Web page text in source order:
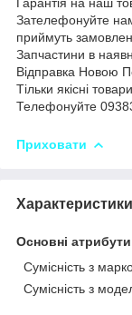
Зателефонуйте
приймуть
Запчастини в
Відправка Новою
Тільки якісні
Телефонуйте
Приховати
Характеристики
Основні атрибути
Сумісність з
Сумісність з